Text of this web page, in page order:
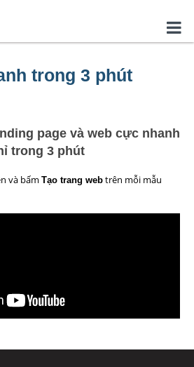
trong 3 phút
page và web cực nhanh
trong 3 phút
và bấm Tạo trang web trên mỗi mẫu